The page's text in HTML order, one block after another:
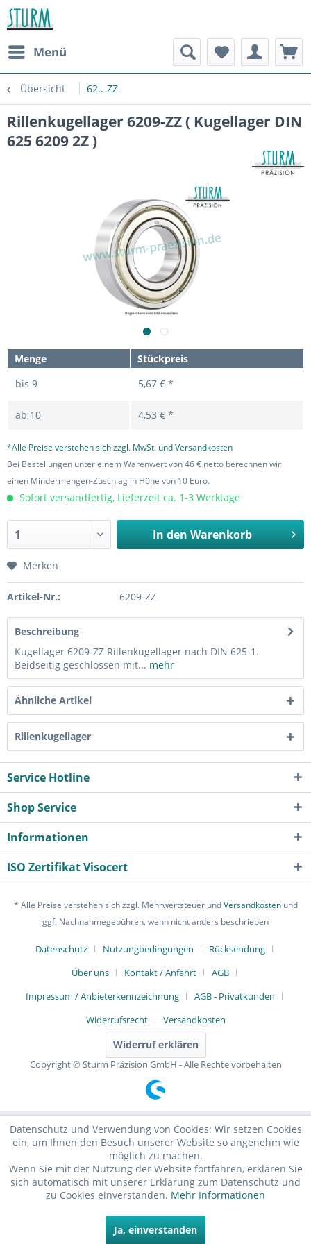
Menü
Übersicht 62..-ZZ
Rillenkugellager 6209-ZZ ( Kugellager DIN
625 6209 2Z )
Menge
Stückpreis
bis 9 5,67 € *
ab 10 4,53 € *
*Alle Preise verstehen sich zzgl. MwSt. und Versandkosten
Bei Bestellungen unter einem Warenwert von 46 € netto berechnen wir
einen Mindermengen-Zuschlag in Höhe von 10 Euro.
Sofort versandfertig, Lieferzeit ca. 1-3 Werktage
In den Warenkorb
Merken
Artikel-Nr.: 6209-ZZ
Beschreibung
Kugellager 6209-ZZ Rillenkugellager nach DIN 625-1.
Beidseitig geschlossen mit... mehr
Ähnliche Artikel
Rillenkugellager
Service Hotline
Shop Service
Informationen
ISO Zertifikat Visocert
* Alle Preise verstehen sich zzgl. Mehrwertsteuer undVersandkostenund
ggf. Nachnahmegebühren, wenn nicht anders beschrieben
Datenschutz Nutzungbedingungen
Rücksendung
Über uns
Kontakt / Anfahrt
AGB
Impressum / Anbieterkennzeichnung
AGB - Privatkunden
Widerrufsrecht
Versandkosten
Widerruf erklären
Copyright © Sturm Präzision GmbH - Alle Rechte vorbehalten
Datenschutz und Verwendung von Cookies: Wir setzen Cookies
ein, um Ihnen den Besuch unserer Website so angenehm wie
möglich zu machen.
Wenn Sie mit der Nutzung der Website fortfahren, erklären Sie
sich automatisch mit unserer Erklärung zum Datenschutz und
zu Cookies einverstanden. Mehr Informationen
Ja, einverstanden